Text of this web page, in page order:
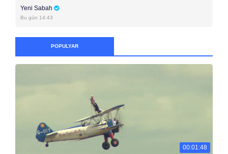
Yeni Sabah
Bu gün 14:43
POPULYAR
00:01:48